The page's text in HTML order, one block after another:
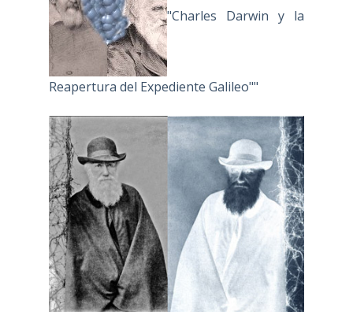
"Charles Darwin y la
Reapertura del Expediente Galileo""